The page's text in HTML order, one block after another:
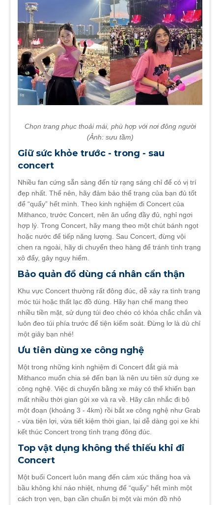
Chọn trang phục thoải mái, phù hợp với nơi đông người
(Ảnh: sưu tầm)
Giữ sức khỏe trước - trong - sau
concert
Nhiều fan cứng sẵn sàng đến từ rạng sáng chỉ để có vị trí
đẹp nhất. Thế nên, hãy đảm bảo thể trạng của bạn đủ tốt
để “quẩy” hết mình. Theo kinh nghiệm đi Concert của
Mithanco, trước Concert, nên ăn uống đầy đủ, nghỉ ngơi
hợp lý. Trong Concert, hãy mang theo một chút bánh ngọt
hoặc nước để tiếp năng lượng. Sau Concert, đừng vội
chen ra ngoài, hãy di chuyển theo hàng để tránh tình trạng
xô đẩy, gây nguy hiểm.
Bảo quản đồ dùng cá nhân cẩn thận
Khu vực Concert thường rất đông đúc, dễ xảy ra tình trạng
móc túi hoặc thất lạc đồ dùng. Hãy hạn chế mang theo
nhiều tiền mặt, sử dụng túi đeo chéo có khóa chắc chắn và
luôn đeo túi phía trước để tiện kiểm soát. Đừng lơ là dù chỉ
một giây bạn nhé!
Ưu tiên dùng xe công nghệ
Một trong những kinh nghiệm đi Concert đắt giá mà
Mithanco muốn chia sẻ đến bạn là nên ưu tiên sử dụng xe
công nghệ. Việc di chuyển bằng xe máy có thể khiến bạn
mất nhiều thời gian gửi xe và ra về. Hãy cân nhắc đi bộ
một đoạn (khoảng 3 - 4km) rồi bắt xe công nghệ như Grab
- vừa tiện lợi, vừa tiết kiệm thời gian, lại dễ dàng gọi xe khi
kết thúc Concert trong tình trạng đông đúc.
Top vật dụng không thể thiếu khi đi
Concert
Một buổi Concert luôn mang đến cảm xúc thăng hoa và
bầu không khí náo nhiệt, nhưng để “quẩy” hết mình một
cách trọn vẹn, bạn cần chuẩn bị một vài món đồ nhỏ